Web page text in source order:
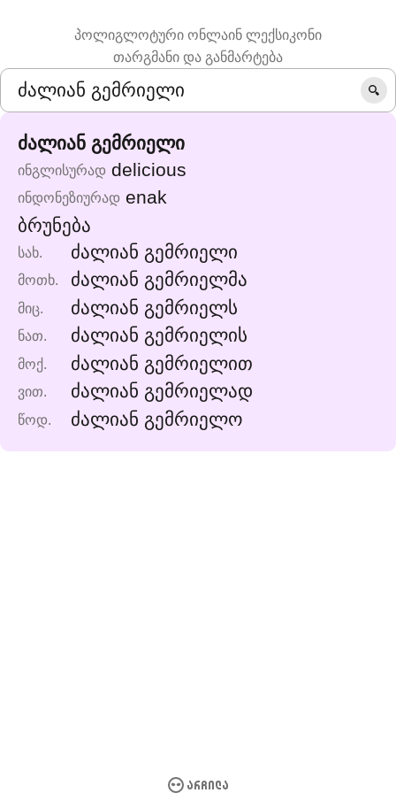
პოლიგლოტური ონლაინ ლექსიკონი
თარგმანი და განმარტება
ძალიან გემრიელი
ინგლისურად delicious
ინდონეზიურად enak
ბრუნება
სახ. ძალიან გემრიელი
მოთხ. ძალიან გემრიელმა
მიც. ძალიან გემრიელს
ნათ. ძალიან გემრიელის
მოქ. ძალიან გემრიელით
ვით. ძალიან გემრიელად
წოდ. ძალიან გემრიელო